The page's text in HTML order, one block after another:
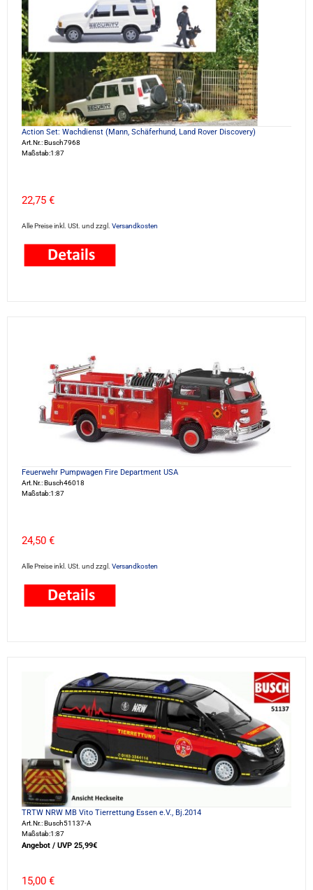
Action Set: Wachdienst (Mann, Schäferhund, Land Rover Discovery)
Art.Nr.: Busch7968
Maßstab:1:87
22,75 €
Alle Preise inkl. USt. und zzgl. Versandkosten
Feuerwehr Pumpwagen Fire Department USA
Art.Nr.: Busch46018
Maßstab:1:87
24,50 €
Alle Preise inkl. USt. und zzgl. Versandkosten
TRTW NRW MB Vito Tierrettung Essen e.V., Bj.2014
Art.Nr.: Busch51137-A
Maßstab:1:87
Angebot / UVP 25,99€
15,00 €